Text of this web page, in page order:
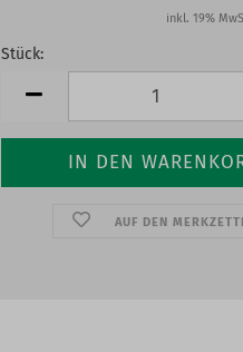
inkl. 19%
Stück:
Stück
AUF DEN